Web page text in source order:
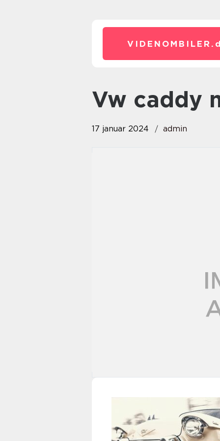
VIDENOMBILER.
vw caddy
17 januar 2024 admin